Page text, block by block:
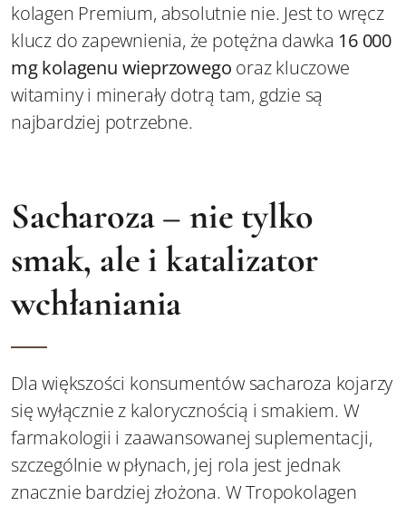
kolagen Premium, absolutnie nie. Jest to wręcz
klucz do zapewnienia, że potężna dawka 16 000
mg kolagenu wieprzowego oraz kluczowe
witaminy i minerały dotrą tam, gdzie są
najbardziej potrzebne.
Sacharoza – nie tylko
smak, ale i katalizator
wchłaniania
Dla większości konsumentów sacharoza kojarzy
się wyłącznie z kalorycznością i smakiem. W
farmakologii i zaawansowanej suplementacji,
szczególnie w płynach, jej rola jest jednak
znacznie bardziej złożona. W Tropokolagen